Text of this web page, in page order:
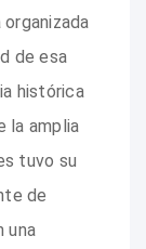
de esa
histórica
la amplia
tuvo su
de
una